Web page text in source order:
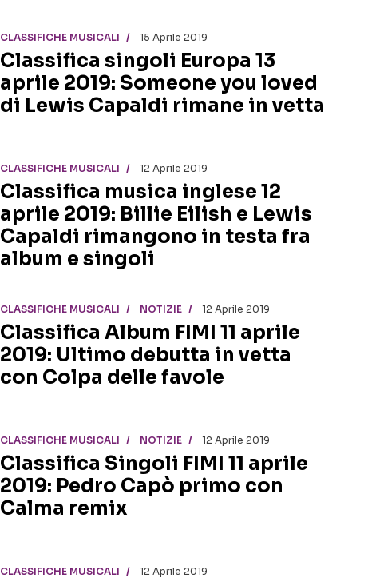
CLASSIFICHE MUSICALI 15 Aprile 2019
Classifica singoli Europa 13
aprile 2019: Someone you loved
di Lewis Capaldi rimane in vetta
CLASSIFICHE MUSICALI 12 Aprile 2019
Classifica musica inglese 12
aprile 2019: Billie Eilish e Lewis
Capaldi rimangono in testa fra
album e singoli
CLASSIFICHE MUSICALI NOTIZIE 12 Aprile 2019
Classifica Album FIMI 11 aprile
2019: Ultimo debutta in vetta
con Colpa delle favole
CLASSIFICHE MUSICALI NOTIZIE 12 Aprile 2019
Classifica Singoli FIMI 11 aprile
2019: Pedro Capò primo con
Calma remix
CLASSIFICHE MUSICALI 12 Aprile 2019